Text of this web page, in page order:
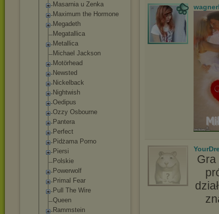
Masarnia u Zenka
Maximum the Hormone
Megadeth
Megatallica
Metallica
Michael Jackson
Motörhead
Newsted
Nickelback
Nightwish
Oedipus
Ozzy Osbourne
Pantera
Perfect
Pidżama Porno
Piersi
Polskie
Powerwolf
Primal Fear
Pull The Wire
Queen
Rammstein
Gra